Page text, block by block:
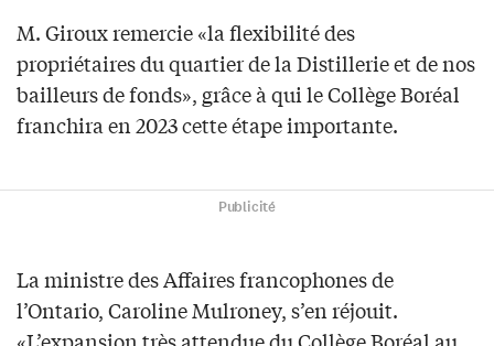
M. Giroux remercie «la flexibilité des
propriétaires du quartier de la Distillerie et de nos
bailleurs de fonds», grâce à qui le Collège Boréal
franchira en 2023 cette étape importante.
Publicité
La ministre des Affaires francophones de
l’Ontario, Caroline Mulroney, s’en réjouit.